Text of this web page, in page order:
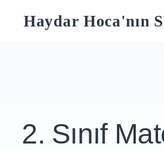
Haydar Hoca'nın
2. Sınıf